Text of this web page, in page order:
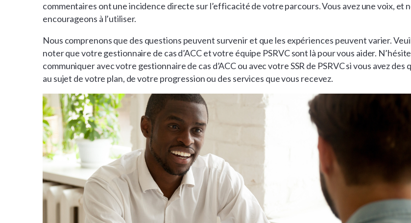
commentaires ont une incidence directe sur l’efficacité de votre parcours. Vous avez une voix, et
encourageons à l’utiliser.
Nous comprenons que des questions peuvent survenir et que les expériences peuvent varier.
noter que votre gestionnaire de cas d’ACC et votre équipe PSRVC sont là pour vous aider.
communiquer avec votre gestionnaire de cas d’ACC ou avec votre SSR de PSRVC si vous avez des
au sujet de votre plan, de votre progression ou des services que vous recevez.